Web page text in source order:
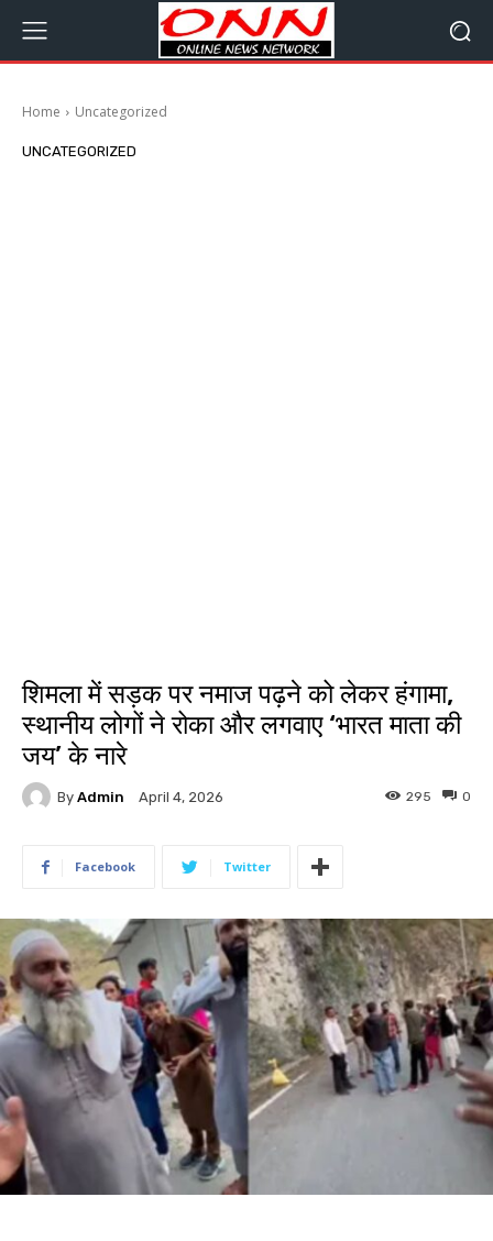
Home Uncategorized
UNCATEGORIZED
शिमला में सड़क पर नमाज पढ़ने को लेकर हंगामा,
स्थानीय लोगों ने रोका और लगवाए ‘भारत माता की
जय’ के नारे
By Admin April 4, 2026 0
295
Facebook Twitter